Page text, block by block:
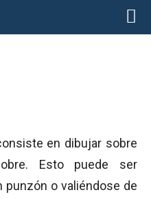
en dibujar sobre
Esto puede ser
o valiéndose de